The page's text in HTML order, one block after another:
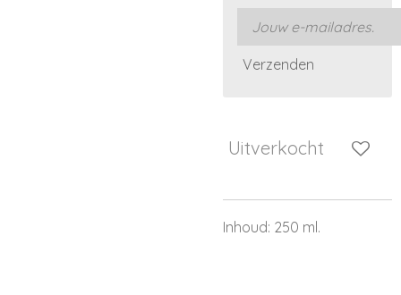
Verzenden
Uitverkocht
Inhoud: 250 ml.